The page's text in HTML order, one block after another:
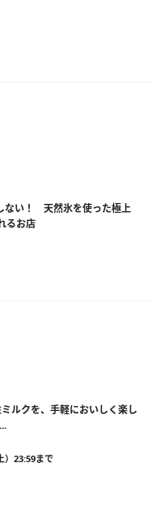
ない！ 天然氷を使った極上
るお店
ルクを、手軽においしく楽し
）23:59まで